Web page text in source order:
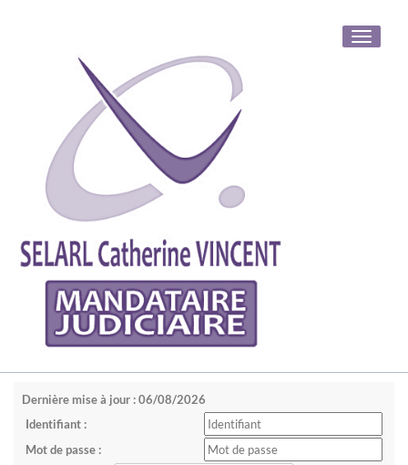
Toggle
Dernière mise à jour : 06/08/2026
Identifiant :
Mot de passe :